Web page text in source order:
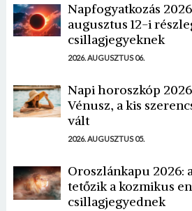
Napfogyatkozás
augusztus 12-i
csillagjegyeknek
2026. AUGUSZTUS 06.
Napi horoszkóp
Vénusz, a kis
vált
2026. AUGUSZTUS 05.
Oroszlánkapu 2026:
tetőzik a kozmikus
csillagjegyednek